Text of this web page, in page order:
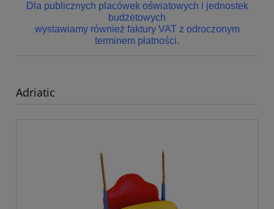
Dla publicznych placówek oświatowych i jednostek
budżetowych
wystawiamy również faktury VAT z odroczonym
terminem płatności.
Adriatic